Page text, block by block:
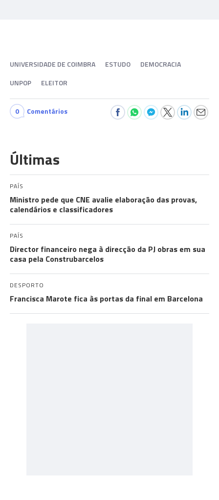
UNIVERSIDADE DE COIMBRA ESTUDO
DEMOCRACIA
UNPOP
ELEITOR
0 Comentários
Últimas
PAÍS
Ministro pede que CNE avalie elaboração das provas,
calendários e classificadores
PAÍS
Director financeiro nega à direcção da PJ obras em sua
casa pela Construbarcelos
DESPORTO
Francisca Marote fica às portas da final em Barcelona